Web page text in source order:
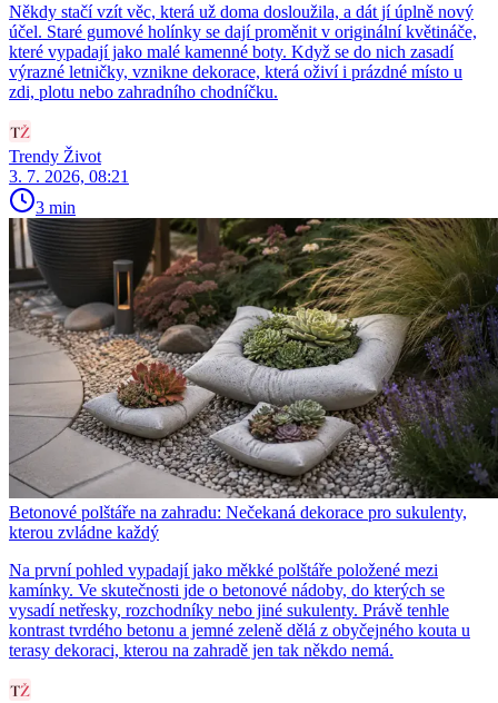
Někdy stačí vzít věc, která už doma dosloužila, a dát jí úplně nový
účel. Staré gumové holínky se dají proměnit v originální květináče,
které vypadají jako malé kamenné boty. Když se do nich zasadí
výrazné letničky, vznikne dekorace, která oživí i prázdné místo u
zdi, plotu nebo zahradního chodníčku.
Trendy Život
3. 7. 2026, 08:21
3 min
Betonové polštáře na zahradu: Nečekaná dekorace pro sukulenty,
kterou zvládne každý
Na první pohled vypadají jako měkké polštáře položené mezi
kamínky. Ve skutečnosti jde o betonové nádoby, do kterých se
vysadí netřesky, rozchodníky nebo jiné sukulenty. Právě tenhle
kontrast tvrdého betonu a jemné zeleně dělá z obyčejného kouta u
terasy dekoraci, kterou na zahradě jen tak někdo nemá.